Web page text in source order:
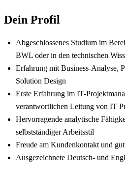
Dein Profil
Abgeschlossenes Studium im
BWL oder in den technischen
Erfahrung mit Business-Analyse,
Solution Design
Erste Erfahrung im IT-
verantwortlichen Leitung von IT
Hervorragende analytische
selbstständiger Arbeitsstil
Freude am Kundenkontakt und
Ausgezeichnete Deutsch- und